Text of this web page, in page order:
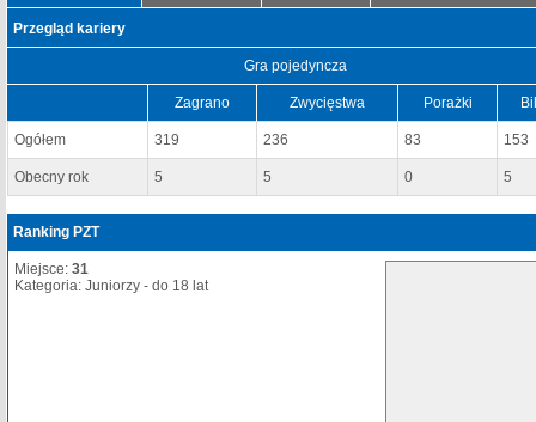
Przegląd kariery
Gra pojedyncza
Zagrano Zwycięstwa Porażki
Ogółem 319 236 83 153
Obecny rok 5 5 0 5
Ranking PZT
Miejsce: 31
Kategoria: Juniorzy - do 18 lat